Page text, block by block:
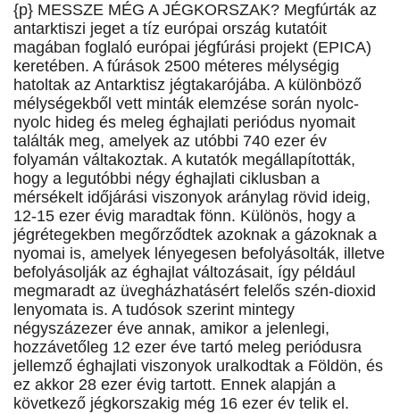
{p} MESSZE MÉG A JÉGKORSZAK? Megfúrták az
antarktiszi jeget a tíz európai ország kutatóit
magában foglaló európai jégfúrási projekt (EPICA)
keretében. A fúrások 2500 méteres mélységig
hatoltak az Antarktisz jégtakarójába. A különböző
mélységekből vett minták elemzése során nyolc-
nyolc hideg és meleg éghajlati periódus nyomait
találták meg, amelyek az utóbbi 740 ezer év
folyamán váltakoztak. A kutatók megállapították,
hogy a legutóbbi négy éghajlati ciklusban a
mérsékelt időjárási viszonyok aránylag rövid ideig,
12-15 ezer évig maradtak fönn. Különös, hogy a
jégrétegekben megőrződtek azoknak a gázoknak a
nyomai is, amelyek lényegesen befolyásolták, illetve
befolyásolják az éghajlat változásait, így például
megmaradt az üvegházhatásért felelős szén-dioxid
lenyomata is. A tudósok szerint mintegy
négyszázezer éve annak, amikor a jelenlegi,
hozzávetőleg 12 ezer éve tartó meleg periódusra
jellemző éghajlati viszonyok uralkodtak a Földön, és
ez akkor 28 ezer évig tartott. Ennek alapján a
következő jégkorszakig még 16 ezer év telik el.